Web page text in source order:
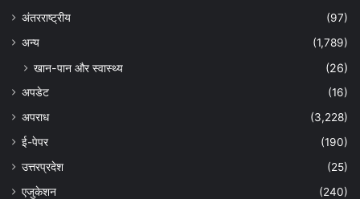
अंतरराष्ट्रीय
(97)
अन्‍य
(1,789)
खान-पान और स्वास्थ्य (26)
अपडेट
(16)
अपराध
(3,228)
ई-पेपर
(190)
उत्तरप्रदेश
(25)
एजुकेशन
(240)